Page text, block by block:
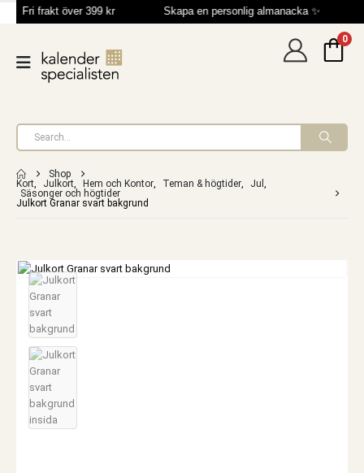
Fri frakt över 399 kr Skapa en personlig almanacka ✨
0
Shop
Kort, Julkort, Hem och Kontor, Teman & högtider, Jul ,
Säsonger och högtider
Julkort Granar svart bakgrund